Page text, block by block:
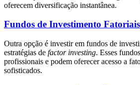
oferecem diversificação instantânea.
Fundos de Investimento Fatoriais
Outra opção é investir em fundos de
estratégias de factor investing. Esses
profissionais e podem oferecer acesso a
sofisticados.